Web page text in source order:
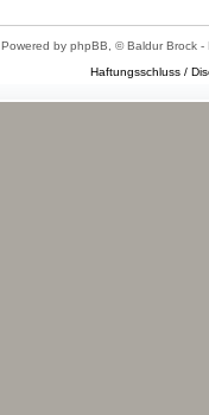
Powered by phpBB, © Baldur Brock -
Haftungsschluss /